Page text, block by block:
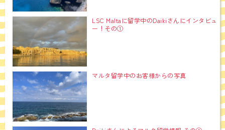
LSC Maltaに留学中のDaikiさんにインタビュ
ー！その①
マルタ留学中のお客様からの写真